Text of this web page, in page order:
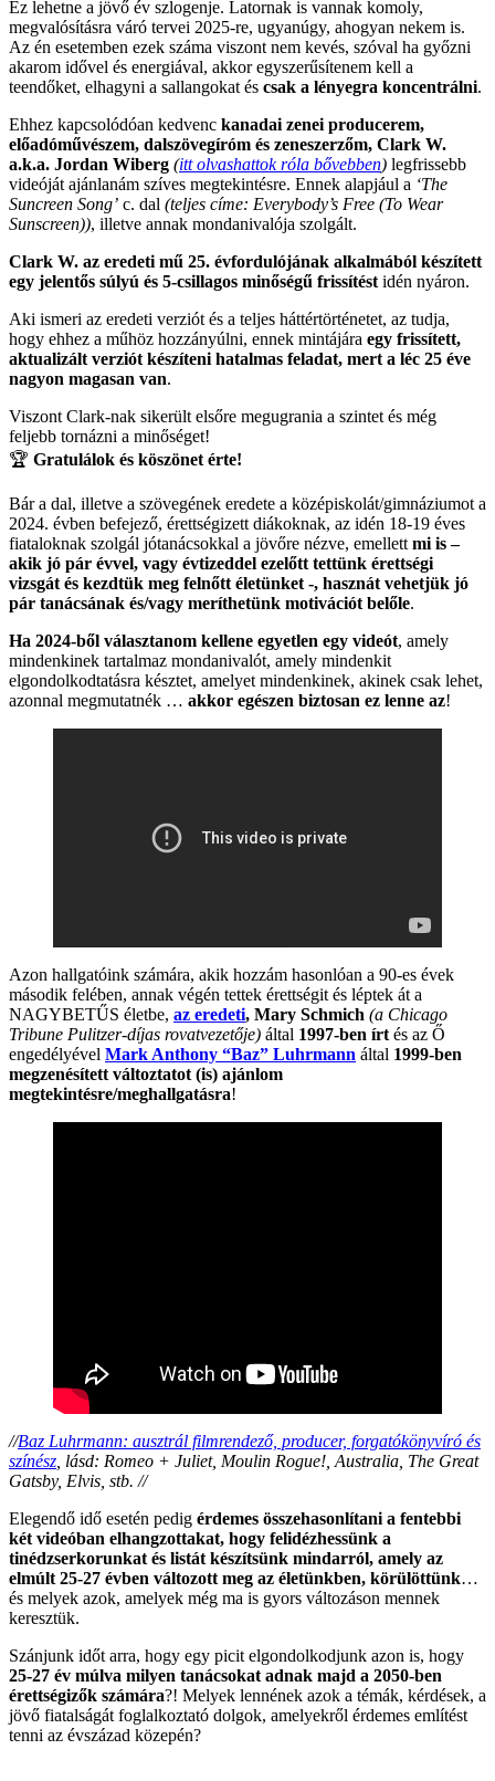
Ez lehetne a jövő év szlogenje. Latornak is vannak komoly,
megvalósításra váró tervei 2025-re, ugyanúgy, ahogyan nekem is.
Az én esetemben ezek száma viszont nem kevés, szóval ha győzni
akarom idővel és energiával, akkor egyszerűsítenem kell a
teendőket, elhagyni a sallangokat és csak a lényegra koncentrálni.
Ehhez kapcsolódóan kedvenc kanadai zenei producerem,
előadóművészem, dalszövegíróm és zeneszerzőm, Clark W.
a.k.a. Jordan Wiberg (itt olvashattok róla bővebben) legfrissebb
videóját ajánlanám szíves megtekintésre. Ennek alapjául a ‘The
Suncreen Song’ c. dal (teljes címe: Everybody’s Free (To Wear
Sunscreen)), illetve annak mondanivalója szolgált.
Clark W. az eredeti mű 25. évfordulójának alkalmából készített
egy jelentős súlyú és 5-csillagos minőségű frissítést idén nyáron.
Aki ismeri az eredeti verziót és a teljes háttértörténetet, az tudja,
hogy ehhez a műhöz hozzányúlni, ennek mintájára egy frissített,
aktualizált verziót készíteni hatalmas feladat, mert a léc 25 éve
nagyon magasan van.
Viszont Clark-nak sikerült elsőre megugrania a szintet és még
feljebb tornázni a minőséget!
🏆 Gratulálok és köszönet érte!
Bár a dal, illetve a szövegének eredete a középiskolát/gimnáziumot a
2024. évben befejező, érettségizett diákoknak, az idén 18-19 éves
fiataloknak szolgál jótanácsokkal a jövőre nézve, emellett mi is –
akik jó pár évvel, vagy évtizeddel ezelőtt tettünk érettségi
vizsgát és kezdtük meg felnőtt életünket -, hasznát vehetjük jó
pár tanácsának és/vagy meríthetünk motivációt belőle.
Ha 2024-ből választanom kellene egyetlen egy videót, amely
mindenkinek tartalmaz mondanivalót, amely mindenkit
elgondolkodtatásra késztet, amelyet mindenkinek, akinek csak lehet,
azonnal megmutatnék … akkor egészen biztosan ez lenne az!
Azon hallgatóink számára, akik hozzám hasonlóan a 90-es évek
második felében, annak végén tettek érettségit és léptek át a
NAGYBETŰS életbe, az eredeti, Mary Schmich (a Chicago
Tribune Pulitzer-díjas rovatvezetője) által 1997-ben írt és az Ő
engedélyével Mark Anthony “Baz” Luhrmann által 1999-ben
megzenésített változtatot (is) ajánlom
megtekintésre/meghallgatásra!
//Baz Luhrmann: ausztrál filmrendező, producer, forgatókönyvíró és
színész , lásd: Romeo + Juliet, Moulin Rogue!, Australia, The Great
Gatsby, Elvis, stb. //
Elegendő idő esetén pedig érdemes összehasonlítani a fentebbi
két videóban elhangzottakat, hogy felidézhessünk a
tinédzserkorunkat és listát készítsünk mindarról, amely az
elmúlt 25-27 évben változott meg az életünkben, körülöttünk…
és melyek azok, amelyek még ma is gyors változáson mennek
keresztük.
Szánjunk időt arra, hogy egy picit elgondolkodjunk azon is, hogy
25-27 év múlva milyen tanácsokat adnak majd a 2050-ben
érettségizők számára?! Melyek lennének azok a témák, kérdések, a
jövő fiatalságát foglalkoztató dolgok, amelyekről érdemes említést
tenni az évszázad közepén?